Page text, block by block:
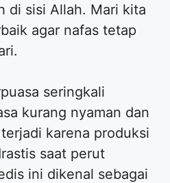
di sisi Allah. Mari kita
agar nafas tetap
seringkali
kurang nyaman dan
karena produksi
saat perut
ini dikenal sebagai